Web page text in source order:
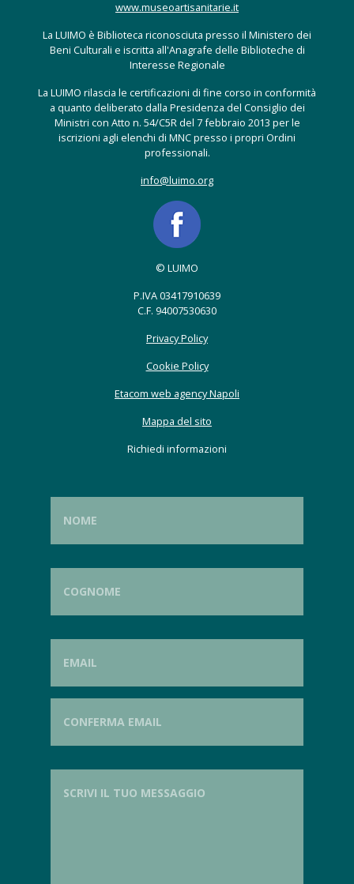
www.museoartisanitarie.it
La LUIMO è Biblioteca riconosciuta presso il Ministero dei
Beni Culturali e iscritta all'Anagrafe delle Biblioteche di
Interesse Regionale
La LUIMO rilascia le certificazioni di fine corso in conformità
a quanto deliberato dalla Presidenza del Consiglio dei
Ministri con Atto n. 54/C5R del 7 febbraio 2013 per le
iscrizioni agli elenchi di MNC presso i propri Ordini
professionali.
info@luimo.org
© LUIMO
P.IVA 03417910639
C.F. 94007530630
Privacy Policy
Cookie Policy
Etacom web agency Napoli
Mappa del sito
Richiedi informazioni